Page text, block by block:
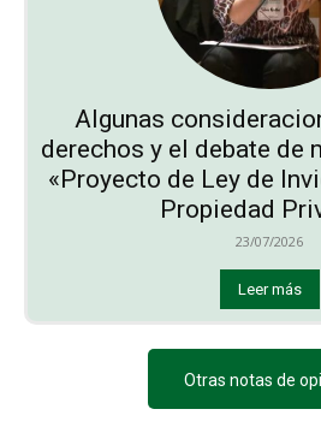
Algunas
derechos y el debate de
«Proyecto de Ley de
Propiedad
23/07/2026
Leer más
Otras notas de